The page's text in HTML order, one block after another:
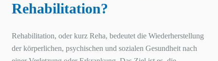
Rehabilitation?
Rehabilitation, oder kurz Reha, bedeutet die Wiederherstellung
der körperlichen, psychischen und sozialen Gesundheit nach